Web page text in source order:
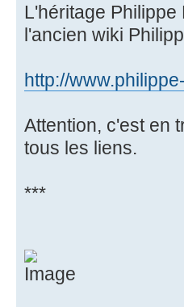
L'héritage
l'ancien wiki
http://
Attention, c'est en
tous les liens.
***